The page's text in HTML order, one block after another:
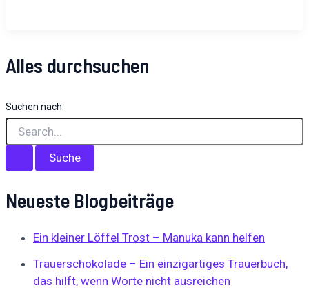
Alles durchsuchen
Suchen nach:
Neueste Blogbeiträge
Ein kleiner Löffel Trost – Manuka kann helfen
Trauerschokolade – Ein einzigartiges Trauerbuch,
das hilft, wenn Worte nicht ausreichen